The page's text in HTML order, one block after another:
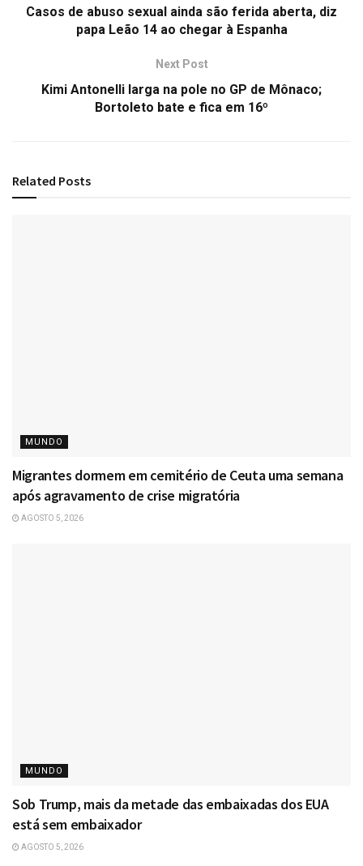
Casos de abuso sexual ainda são ferida aberta, diz
papa Leão 14 ao chegar à Espanha
Next Post
Kimi Antonelli larga na pole no GP de Mônaco;
Bortoleto bate e fica em 16º
Related Posts
MUNDO
Migrantes dormem em cemitério de Ceuta uma semana
após agravamento de crise migratória
AGOSTO 5, 2026
MUNDO
Sob Trump, mais da metade das embaixadas dos EUA
está sem embaixador
AGOSTO 5, 2026